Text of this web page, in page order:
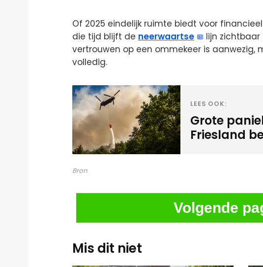
Of 2025 eindelijk ruimte biedt voor
die tijd blijft de neerwaartse
lijn zichtbaar
vertrouwen op een ommekeer is aanwezig,
volledig.
LEES OOK:
Grote
Friesland
Bron
Volgende
Mis dit niet